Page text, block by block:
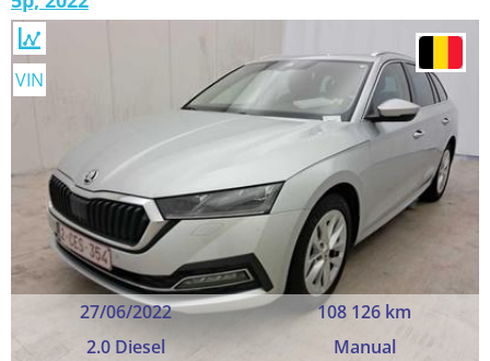
27/06/2022
108 126 km
2.0 Diesel
Manual
VIN